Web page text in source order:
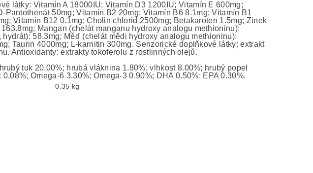
látky: Vitamín A 18000IU; Vitamín D3 1200IU; Vitamín E 600mg;
50mg; Vitamín B2 20mg; Vitamín B6 8.1mg; Vitamín B1
Vitamín B12 0.1mg; Cholin chlorid 2500mg; Betakaroten 1.5mg; Zinek
Mangan (chelát manganu hydroxy analogu methioninu):
58.3mg; Měď (chelát mědi hydroxy analogu methioninu):
Taurin 4000mg; L-karnitin 300mg. Senzorické doplňkové látky: extrakt
Antioxidanty: extrakty tokoferolu z rostlinných olejů.
tuk 20.00%; hrubá vláknina 1.80%; vlhkost 8.00%; hrubý popel
Omega-6 3.30%; Omega-3 0.90%; DHA 0.50%; EPA 0.30%.
0.35 kg